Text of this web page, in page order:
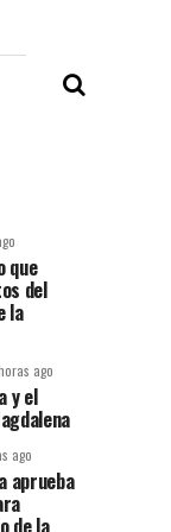
que
del
la
ago
y el
ago
aprueba
de la